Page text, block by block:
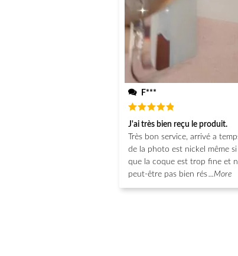
F***
Note5
sur 5
J'ai très bien reçu le produit.
Très bon service, arrivé a
de la photo est nickel même
que la coque est trop fine et
peut-être pas bien rés...More